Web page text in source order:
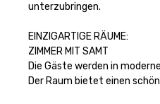
unterzubringen.
EINZIGARTIGE RÄUME:
ZIMMER MIT SAMT
Die Gäste werden in
Der Raum bietet einen